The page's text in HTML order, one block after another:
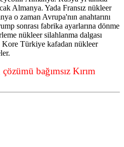
Almanya. Yada Fransız nükleer
o zaman Avrupa'nın anahtarını
sonrası fabrika ayarlarına dönme
nükleer silahlanma dalgası
Türkiye kafadan nükleer
bağımsız Kırım